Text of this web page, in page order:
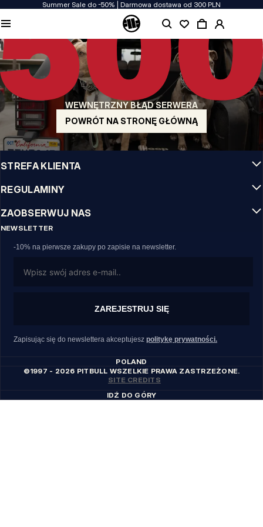
Summer Sale do -50% | Darmowa dostawa od 300 PLN
WEWNĘTRZNY BŁĄD SERWERA
POWRÓT NA STRONĘ GŁÓWNĄ
JAKOŚĆ TO DLA NAS PRIORYTET
Naszą odzież produkujemy z pasją! Nie idziemy na kompromis w kwestiach
wytrzymałości, długowieczności materiałów i dbałości o detal.
US ORIGIN
Nasze korzenie sięgają San Diego z poczatku lat 90-tych XX wieku. Nasz styl jest
surowy, autentyczny i stanowczy.
MARKA Z CHARAKTEREM
Nasze kolekcje wybierają sportowcy, fighterzy i uparci indywidualiści.
INFO
STREFA KLIENTA
REGULAMINY
ZAOBSERWUJ NAS
NEWSLETTER
-10% na pierwsze zakupy po zapisie na newsletter.
ZAREJESTRUJ SIĘ
Zapisując się do newslettera akceptujesz politykę prywatności.
POLAND
©1997 - 2026 PITBULL WSZELKIE PRAWA ZASTRZEŻONE.
SITE CREDITS
IDŹ DO GÓRY